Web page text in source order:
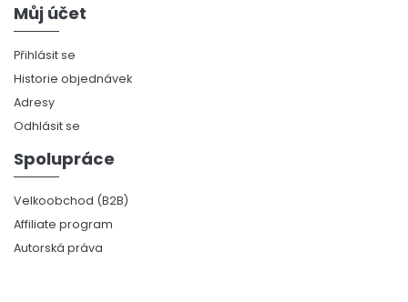
Můj účet
Přihlásit se
Historie objednávek
Adresy
Odhlásit se
Spolupráce
Velkoobchod (B2B)
Affiliate program
Autorská práva